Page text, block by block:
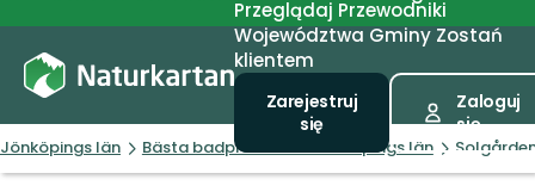
Przeglądaj Przewodniki
Województwa Gminy Zostań
klientem
Zarejestruj
się
Zaloguj
się
Jönköpings län Bästa badplatserna i Jönköpings län